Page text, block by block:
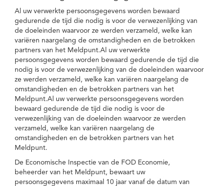
Al uw verwerkte persoonsgegevens worden bewaard
gedurende de tijd die nodig is voor de verwezenlijking van
de doeleinden waarvoor ze werden verzameld, welke kan
variëren naargelang de omstandigheden en de betrokken
partners van het Meldpunt.Al uw verwerkte
persoonsgegevens worden bewaard gedurende de tijd die
nodig is voor de verwezenlijking van de doeleinden waarvoor
ze werden verzameld, welke kan variëren naargelang de
omstandigheden en de betrokken partners van het
Meldpunt.Al uw verwerkte persoonsgegevens worden
bewaard gedurende de tijd die nodig is voor de
verwezenlijking van de doeleinden waarvoor ze werden
verzameld, welke kan variëren naargelang de
omstandigheden en de betrokken partners van het
Meldpunt.
De Economische Inspectie van de FOD Economie,
beheerder van het Meldpunt, bewaart uw
persoonsgegevens maximaal 10 jaar vanaf de datum van